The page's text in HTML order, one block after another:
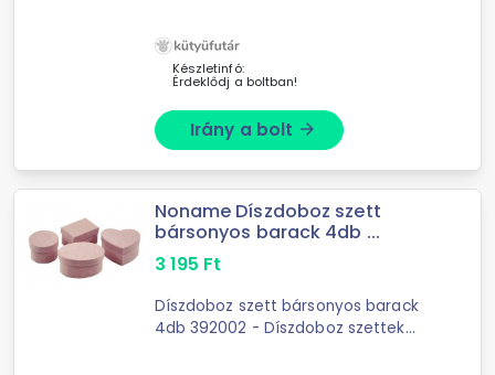
rendelkezik.Az első lépésektől 5 éves
korig.
Készletinfó:
Érdeklődj a boltban!
Irány a bolt arrow_forward
Noname Díszdoboz szett
bársonyos barack 4db ...
3 195 Ft
Díszdoboz szett bársonyos barack
4db 392002 - Díszdoboz szettek